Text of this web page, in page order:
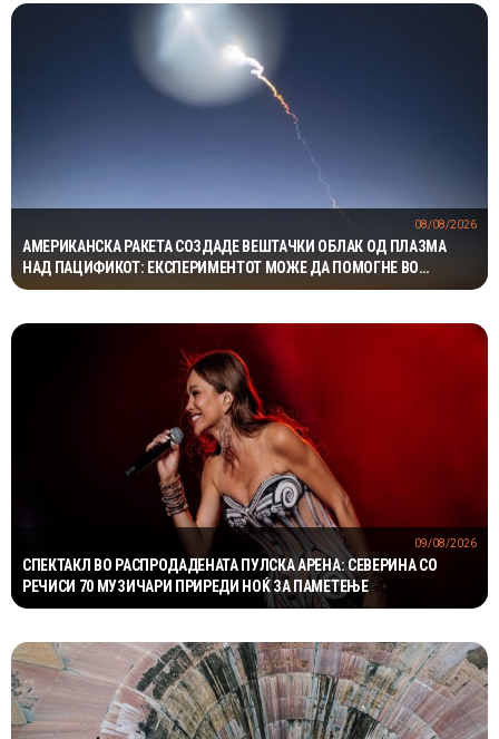
АМЕРИКАНСКА РАКЕТА СОЗДАДЕ ВЕШТАЧКИ ОБЛАК ОД ПЛАЗМА
НАД ПАЦИФИКОТ: ЕКСПЕРИМЕНТОТ МОЖЕ ДА ПОМОГНЕ ВО
ЗАШТИТАТА НА САТЕЛИТИТЕ
08/08/2026
СПЕКТАКЛ ВО РАСПРОДАДЕНАТА ПУЛСКА АРЕНА: СЕВЕРИНА СО
РЕЧИСИ 70 МУЗИЧАРИ ПРИРЕДИ НОЌ ЗА ПАМЕТЕЊЕ
09/08/2026